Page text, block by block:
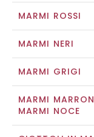
MARMI ROSSI
MARMI NERI
MARMI GRIGI
MARMI
MARMI NOCE